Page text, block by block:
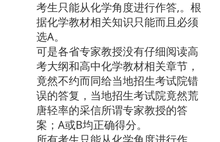
考生只能从化学角度进行作答,。根
据化学教材相关知识只能而且必须
选A。
可是各省专家教授没有仔细阅读高
考大纲和高中化学教材相关章节，
竟然不约而同给当地招生考试院错
误的答复，当地招生考试院竟然荒
唐轻率的采信所谓专家教授的答
案；A或B均正确得分。